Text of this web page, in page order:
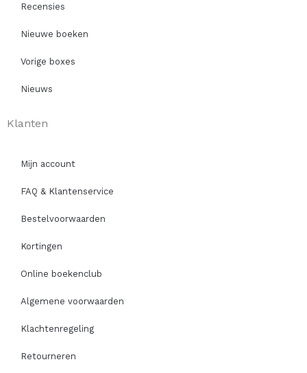
Recensies
Nieuwe boeken
Vorige boxes
Nieuws
Klanten
Mijn account
FAQ & Klantenservice
Bestelvoorwaarden
Kortingen
Online boekenclub
Algemene voorwaarden
Klachtenregeling
Retourneren